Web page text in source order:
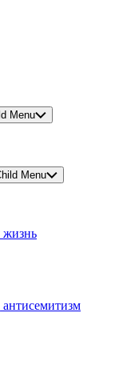
Menu
Menu
жизнь
антисемитизм